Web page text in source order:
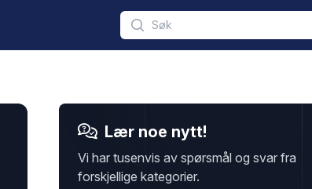
Lær noe nytt!
Vi har tusenvis av spørsmål og svar fra
forskjellige kategorier.